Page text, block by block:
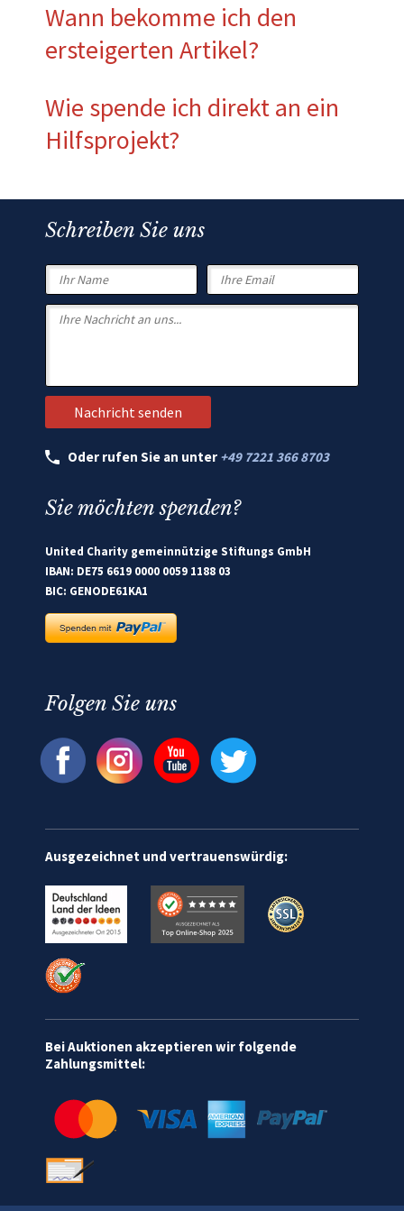
Wann bekomme ich den
ersteigerten Artikel?
Wie spende ich direkt an ein
Hilfsprojekt?
Schreiben Sie uns
Oder rufen Sie an unter +49 7221 366 8703
Sie möchten spenden?
United Charity gemeinnützige Stiftungs GmbH
IBAN: DE75 6619 0000 0059 1188 03
BIC: GENODE61KA1
Folgen Sie uns
Ausgezeichnet und vertrauenswürdig:
Bei Auktionen akzeptieren wir folgende
Zahlungsmittel: